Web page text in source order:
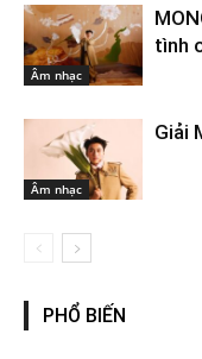
Âm nhạc
tình
Âm nhạc
Giải
PHỔ BIẾN